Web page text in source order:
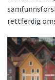
rettferdig